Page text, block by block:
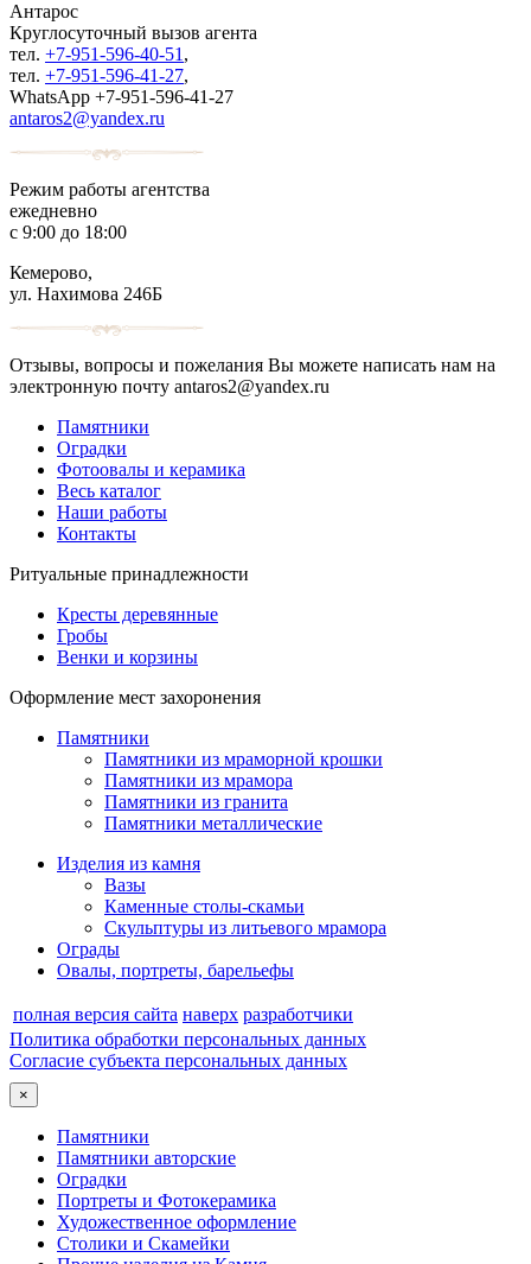
Антарос
Круглосуточный вызов агента
тел. +7-951-596-40-51 ,
тел. +7-951-596-41-27,
WhatsApp +7-951-596-41-27
antaros2@yandex.ru
Режим работы агентства
ежедневно
с 9:00 до 18:00
Кемерово,
ул. Нахимова 246Б
Отзывы, вопросы и пожелания Вы можете написать нам на
электронную почту antaros2@yandex.ru
Памятники
Оградки
Фотоовалы и керамика
Весь каталог
Наши работы
Контакты
Ритуальные принадлежности
Кресты деревянные
Гробы
Венки и корзины
Оформление мест захоронения
Памятники
Памятники из мраморной крошки
Памятники из мрамора
Памятники из гранита
Памятники металлические
Изделия из камня
Вазы
Каменные столы-скамьи
Скульптуры из литьевого мрамора
Ограды
Овалы, портреты, барельефы
полная версия сайта наверх разработчики
Политика обработки персональных данных
Согласие субъекта персональных данных
×
Памятники
Памятники авторские
Оградки
Портреты и Фотокерамика
Художественное оформление
Столики и Скамейки